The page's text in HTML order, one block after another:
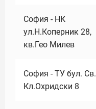
София - НК
ул.Н.Коперник 28,
кв.Гео Милев
София - ТУ бул. Св.
Кл.Охридски 8